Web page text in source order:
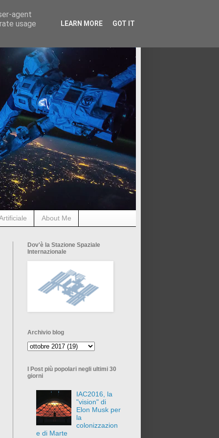
About Me
Dov'è la Stazione Spaziale
Internazionale
Archivio blog
I Post più popolari negli ultimi 30
giorni
IAC2016, la
"vision" di
Elon Musk per
la
colonizzazion
e di Marte
agent
usage
LEARN MORE GOT IT